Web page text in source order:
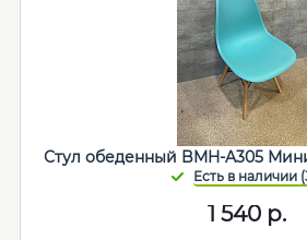
Стул обеденный BMH-A305
1 540 р.